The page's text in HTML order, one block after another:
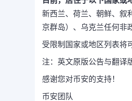
新西兰、荷兰、朝鲜、叙
京群岛）、乌克兰任何非
受限制国家或地区列表将
注：英文原版公告与翻译
感谢您对币安的支持！
币安团队